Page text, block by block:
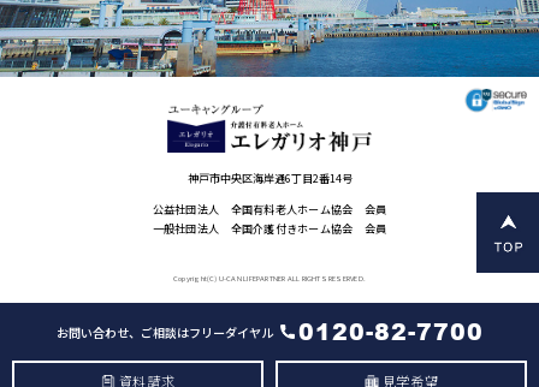
神戸市中央区海岸通6丁目2番14号
お問い合わせ、ご相談はフリーダイヤル 0120-82-7700
資料請求 見学希望
公益社団法人 全国有料老人ホーム協会 会員
一般社団法人 全国介護付きホーム協会 会員
Copyright(C) U-CAN LIFEPARTNER ALL RIGHTS RESERVED.